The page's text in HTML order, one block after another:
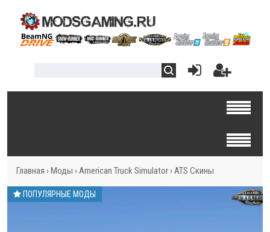
Главная › Моды ›American Truck Simulator ›ATS Скины
ПОПУЛЯРНЫЕ МОДЫ